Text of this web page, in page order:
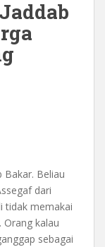
Bakar. Beliau
dari
tidak memakai
kalau
sebagai